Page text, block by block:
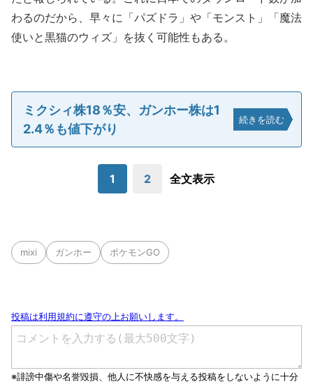
わるのだから、早々に「パズドラ」や「モンスト」「魔法
使いと黒猫のウィズ」を抜く可能性もある。
ミクシィ株18％安、ガンホー株は1
2.4％も値下がり
続きを読む
1 2 全文表示
mixi ガンホー ポケモンGO